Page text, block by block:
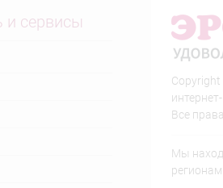
сервисы
Все
Мы